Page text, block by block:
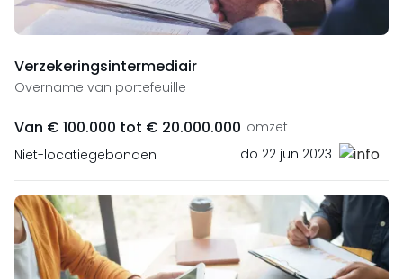
Verzekeringsintermediair
Overname van portefeuille
Van € 100.000 tot € 20.000.000 omzet
Niet-locatiegebonden
do 22 jun 2023